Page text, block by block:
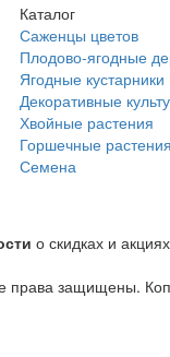
Каталог
Саженцы цветов
Плодово-ягодные
Ягодные кустарники
Декоративные
Хвойные растения
Горшечные растения
Семена
о скидках и
права защищены.